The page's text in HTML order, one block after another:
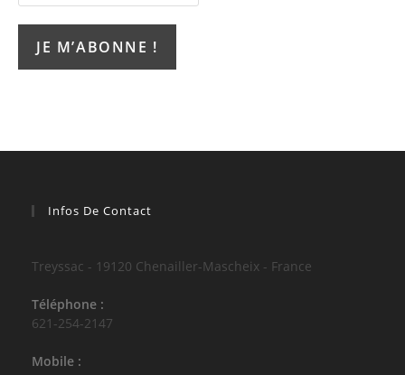
Infos De Contact
Treyssac - 19120 Chenailler-Mascheix - France
Téléphone :
621-254-2147
Mobile :